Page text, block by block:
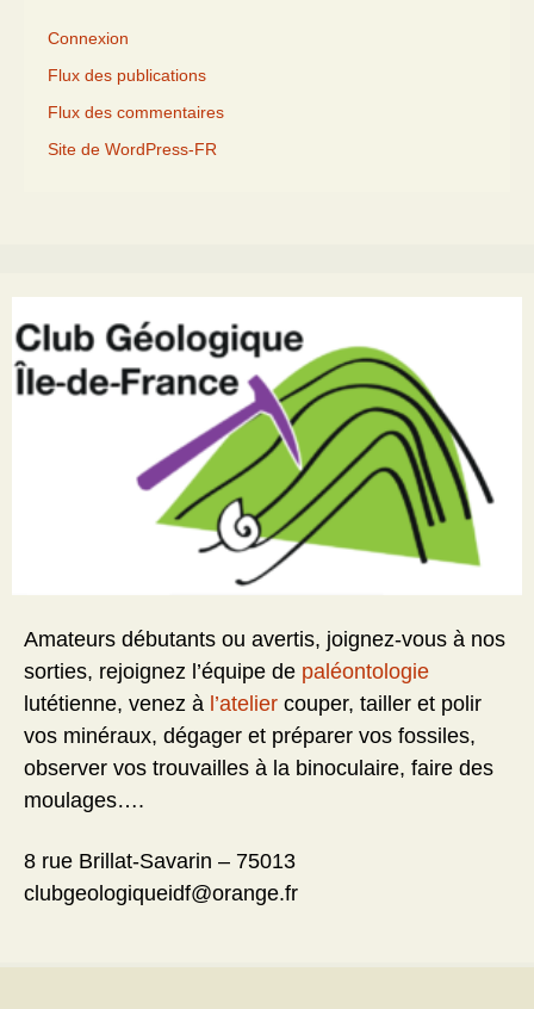
Connexion
Flux des publications
Flux des commentaires
Site de WordPress-FR
Amateurs débutants ou avertis, joignez-vous à nos
sorties, rejoignez l’équipe de paléontologie
lutétienne, venez à l’atelier couper, tailler et polir
vos minéraux, dégager et préparer vos fossiles,
observer vos trouvailles à la binoculaire, faire des
moulages….
8 rue Brillat-Savarin – 75013
clubgeologiqueidf@orange.fr